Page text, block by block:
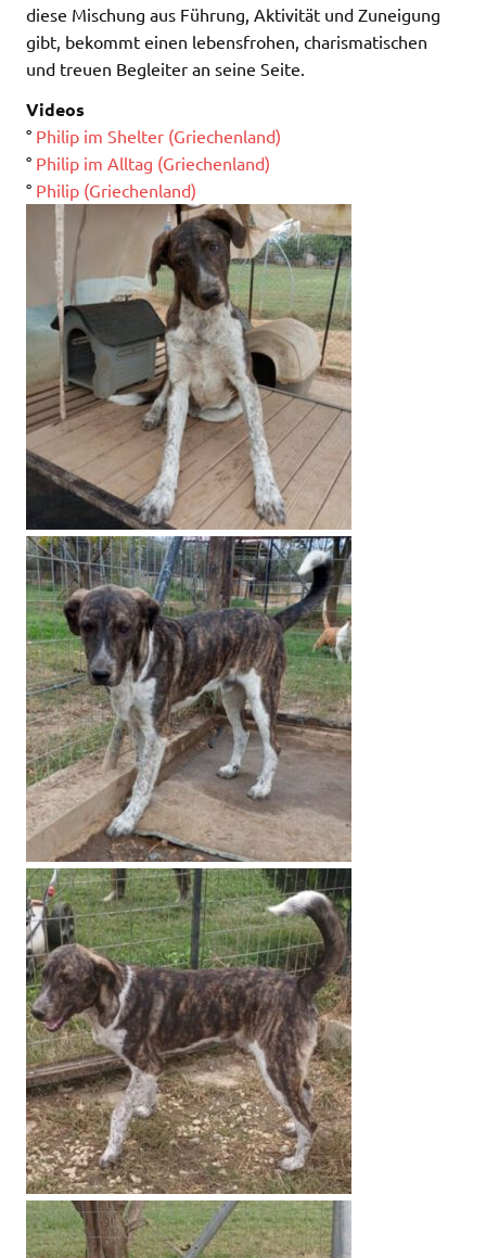
diese Mischung aus Führung, Aktivität und Zuneigung
gibt, bekommt einen lebensfrohen, charismatischen
und treuen Begleiter an seine Seite.
Videos
° Philip im Shelter (Griechenland)
° Philip im Alltag (Griechenland)
° Philip (Griechenland)